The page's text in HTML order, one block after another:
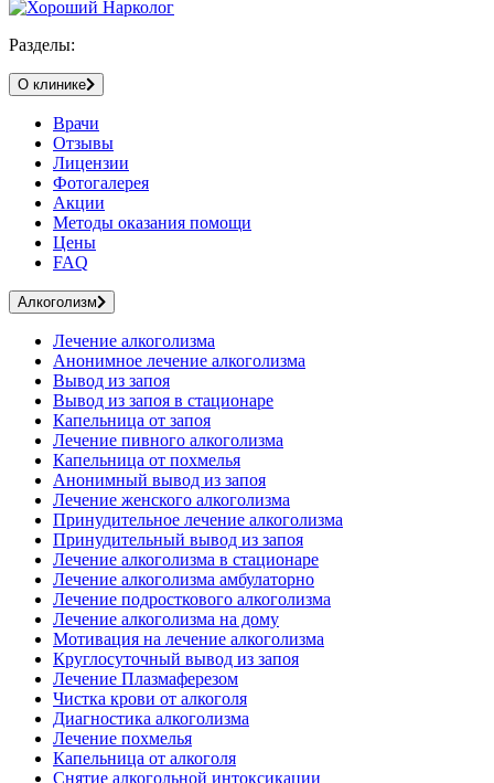
Разделы:
О клинике
Врачи
Отзывы
Лицензии
Фотогалерея
Акции
Методы оказания помощи
Цены
FAQ
Алкоголизм
Лечение алкоголизма
Анонимное лечение алкоголизма
Вывод из запоя
Вывод из запоя в стационаре
Капельница от запоя
Лечение пивного алкоголизма
Капельница от похмелья
Анонимный вывод из запоя
Лечение женского алкоголизма
Принудительное лечение алкоголизма
Принудительный вывод из запоя
Лечение алкоголизма в стационаре
Лечение алкоголизма амбулаторно
Лечение подросткового алкоголизма
Лечение алкоголизма на дому
Мотивация на лечение алкоголизма
Круглосуточный вывод из запоя
Лечение Плазмаферезом
Чистка крови от алкоголя
Диагностика алкоголизма
Лечение похмелья
Капельница от алкоголя
Снятие алкогольной интоксикации